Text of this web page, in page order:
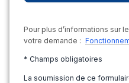
Pour plus d’informations sur
votre demande :
* Champs obligatoires
La soumission de ce